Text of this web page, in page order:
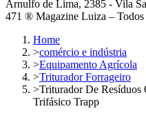
Arnulfo de Lima, 2385 - Vila
471 ® Magazine Luiza – Todos
Home
>comércio e indústria
>Equipamento Agrícola
>Triturador Forrageiro
>Triturador De
Trifásico Trapp